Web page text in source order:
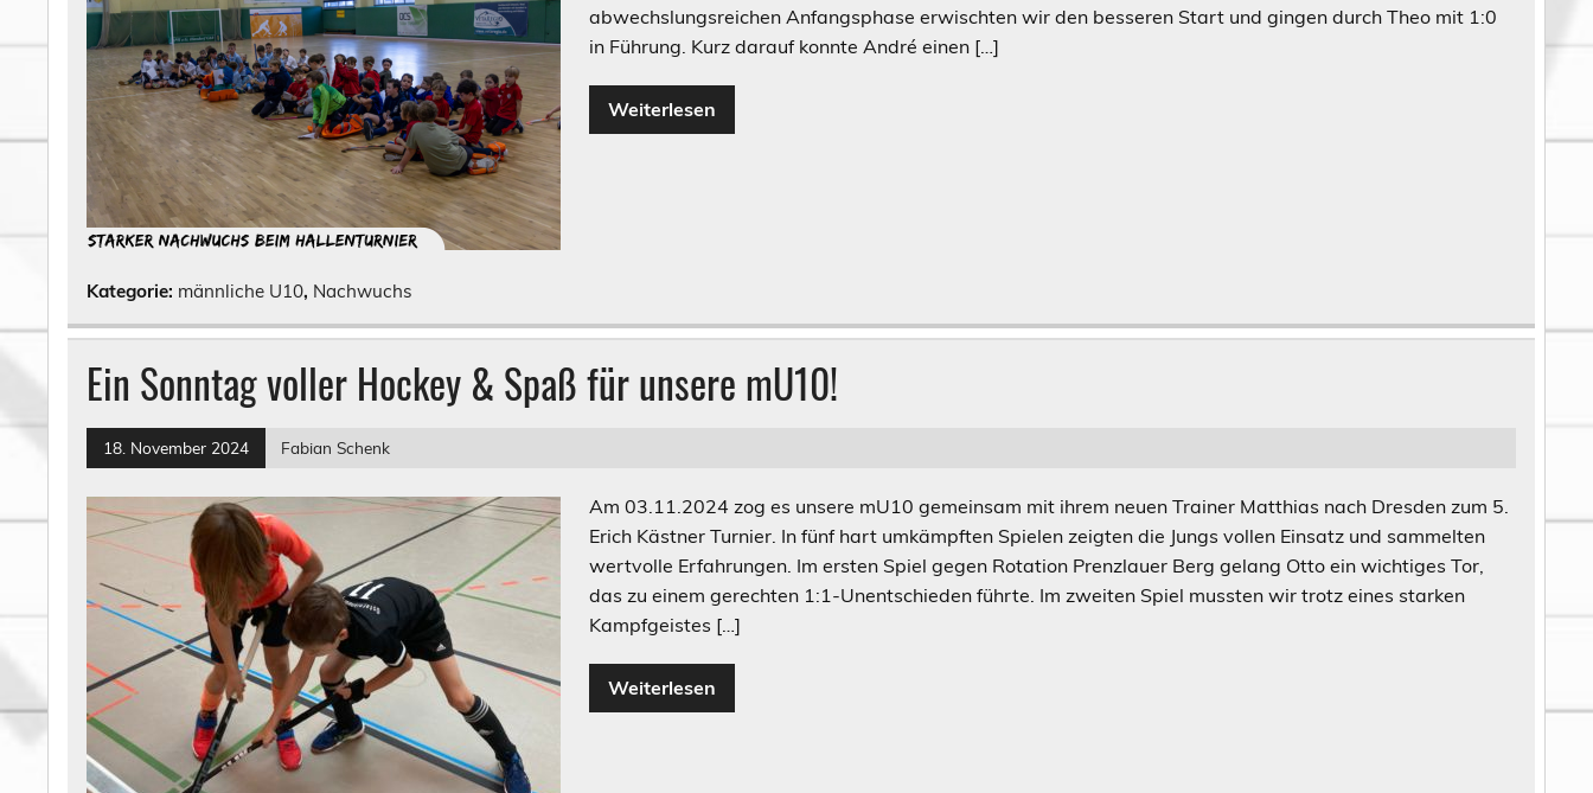
abwechslungsreichen Anfangsphase erwischten wir den besseren Start und gingen durch Theo mit 1:0
in Führung. Kurz darauf konnte André einen […]
Weiterlesen
Kategorie: männliche U10, Nachwuchs
Ein Sonntag voller Hockey & Spaß für unsere mU10!
18. November 2024 Fabian Schenk
Am 03.11.2024 zog es unsere mU10 gemeinsam mit ihrem neuen Trainer Matthias nach Dresden zum 5.
Erich Kästner Turnier. In fünf hart umkämpften Spielen zeigten die Jungs vollen Einsatz und sammelten
wertvolle Erfahrungen. Im ersten Spiel gegen Rotation Prenzlauer Berg gelang Otto ein wichtiges Tor,
das zu einem gerechten 1:1-Unentschieden führte. Im zweiten Spiel mussten wir trotz eines starken
Kampfgeistes […]
Weiterlesen